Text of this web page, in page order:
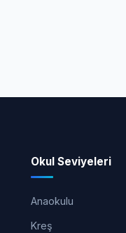
Okul Seviyeleri
Anaokulu
Kreş